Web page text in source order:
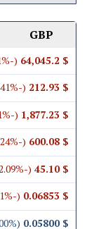
GBP
$ 64,045.2
(-1.61%)
$ 212.93
(-1.41%)
$ 1,877.23
(-2.21%)
$ 600.08
(-1.24%)
$ 45.10
(-2.09%)
$ 0.06853
(-1.61%)
$ 0.05800
(0.00%)